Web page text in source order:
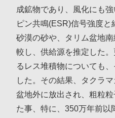
成鉱物であり、風化にも
ピン共鳴(ESR)信号強度
砂漠の砂や、タリム盆地
較し、供給源を推定した
るレス堆積物についても
した。その結果、タクラ
盆地外に放出され、粗粒
た事、特に、350万年前以